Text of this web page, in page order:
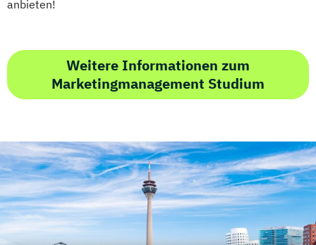
anbieten!
Weitere Informationen zum
Marketingmanagement Studium